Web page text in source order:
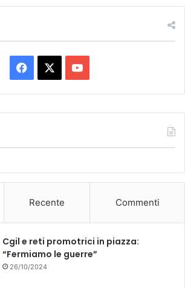
a
c
k
o
u
Recente Commenti
Cgil e reti promotrici in piazza:
“Fermiamo le guerre”
26/10/2024